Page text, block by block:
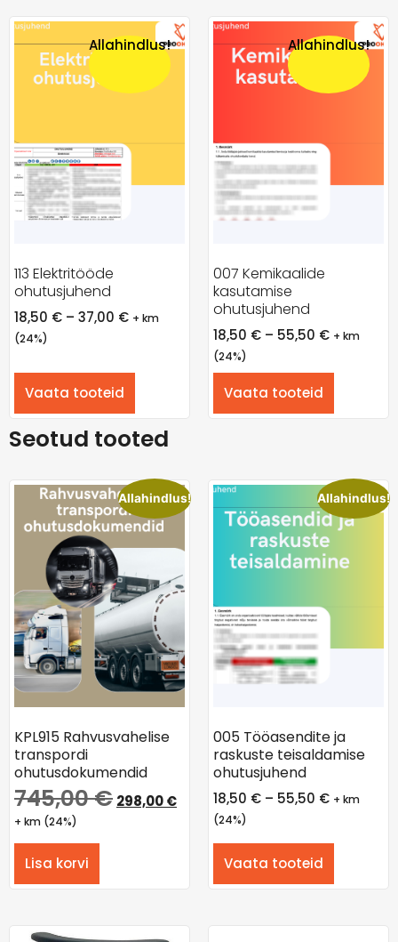
Allahindlus!
113 Elektritööde
ohutusjuhend
18,50 € – 37,00 € + km
(24%)
Vaata tooteid
Allahindlus!
007 Kemikaalide
kasutamise
ohutusjuhend
18,50 € – 55,50 € + km
(24%)
Vaata tooteid
Seotud tooted
Allahindlus!
KPL915 Rahvusvahelise
transpordi
ohutusdokumendid
745,00€ 298,00€
+ km (24%)
Lisa korvi
Allahindlus!
005 Tööasendite ja
raskuste teisaldamise
ohutusjuhend
18,50 € – 55,50 € + km
(24%)
Vaata tooteid